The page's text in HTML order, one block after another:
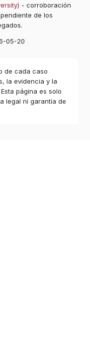
- corroboración
de los
05-20
de cada caso
la evidencia y la
página es solo
legal ni garantía de